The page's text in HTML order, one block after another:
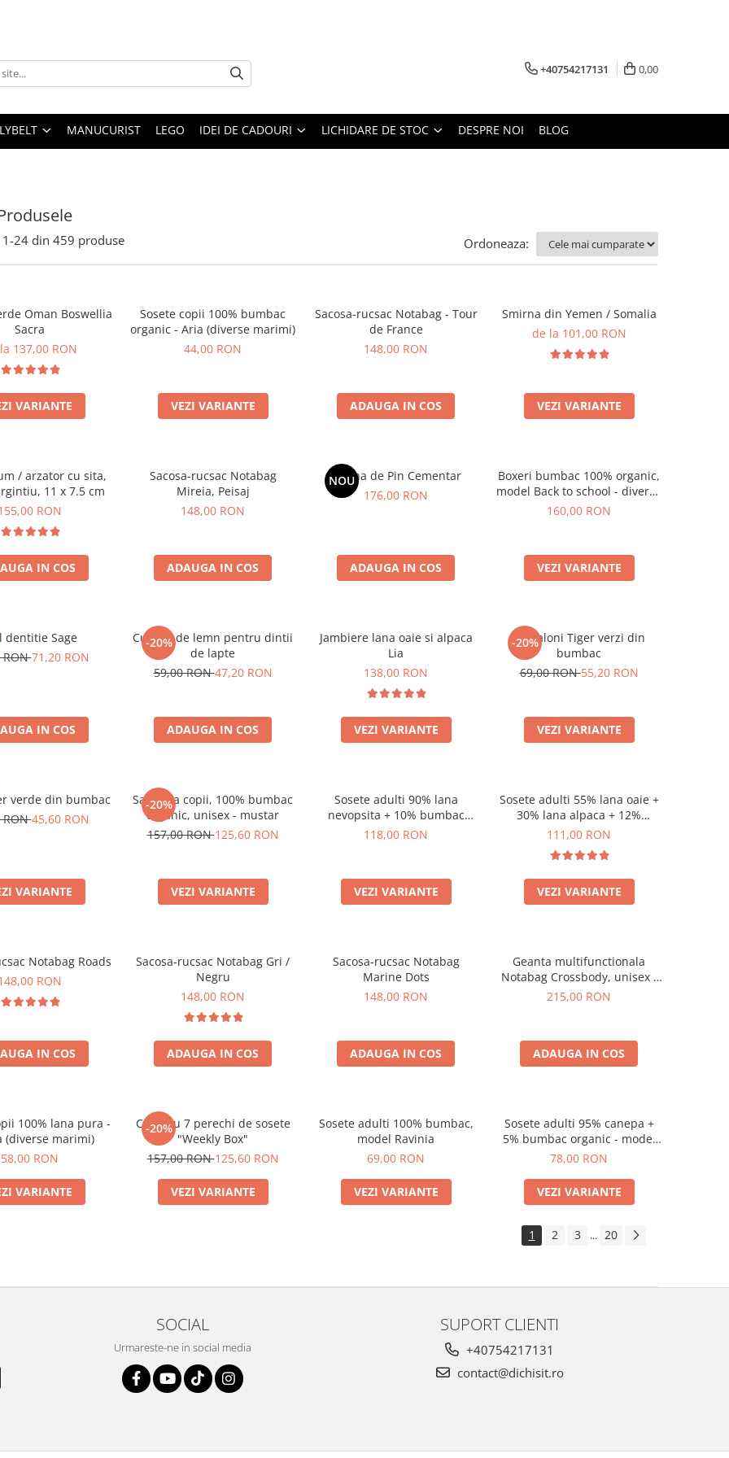
+40754217131 0,00
MANUCURIST LEGO IDEI DE CADOURI LICHIDARE DE STOC DESPRE NOI BLOG
1-24 din 459 produse Ordoneaza:
Oman Boswellia
Sacra
137,00 RON
VARIANTE
Sosete copii 100% bumbac
organic - Aria (diverse marimi)
44,00 RON
VEZI VARIANTE
Sacosa-rucsac Notabag - Tour
de France
148,00 RON
ADAUGA IN COS
Smirna din Yemen / Somalia
de la 101,00 RON
VEZI VARIANTE
/ arzator cu sita,
11 x 7.5 cm
RON
IN COS
Sacosa-rucsac Notabag
Mireia, Peisaj
148,00 RON
ADAUGA IN COS
NOU
Rasina de Pin Cementar
176,00 RON
ADAUGA IN COS
Boxeri bumbac 100% organic,
model Back to school - diverse
marimi
160,00 RON
VEZI VARIANTE
dentitie Sage
RON71,20 RON
IN COS
-20%
Cutiuta de lemn pentru dintii
de lapte
59,00 RON47,20 RON
ADAUGA IN COS
Jambiere lana oaie si alpaca
Lia
138,00 RON
VEZI VARIANTE
-20%
Pantaloni Tiger verzi din
bumbac
69,00 RON55,20 RON
VEZI VARIANTE
verde din bumbac
RON45,60 RON
VARIANTE
-20%
Salopeta copii, 100% bumbac
organic, unisex - mustar
157,00 RON125,60 RON
VEZI VARIANTE
Sosete adulti 90% lana
nevopsita + 10% bumbac
organic, model Chiara
118,00 RON
VEZI VARIANTE
Sosete adulti 55% lana oaie +
30% lana alpaca + 12%
bumbac + 3% canepa, model
111,00 RON
VEZI VARIANTE
Notabag Roads
RON
IN COS
Sacosa-rucsac Notabag Gri /
Negru
148,00 RON
ADAUGA IN COS
Sacosa-rucsac Notabag
Marine Dots
148,00 RON
ADAUGA IN COS
Geanta multifunctionala
Notabag Crossbody, unisex -
verde
215,00 RON
ADAUGA IN COS
100% lana pura -
(diverse marimi)
58,00 RON
VARIANTE
-20%
Cutie cu 7 perechi de sosete
"Weekly Box"
157,00 RON125,60 RON
VEZI VARIANTE
Sosete adulti 100% bumbac,
model Ravinia
69,00 RON
VEZI VARIANTE
Sosete adulti 95% canepa +
5% bumbac organic - model
Paola (diverse marimi)
78,00 RON
VEZI VARIANTE
1 2 3 ... 20
SOCIAL
Urmareste-ne in social media
SUPORT CLIENTI
+40754217131
contact@dichisit.ro